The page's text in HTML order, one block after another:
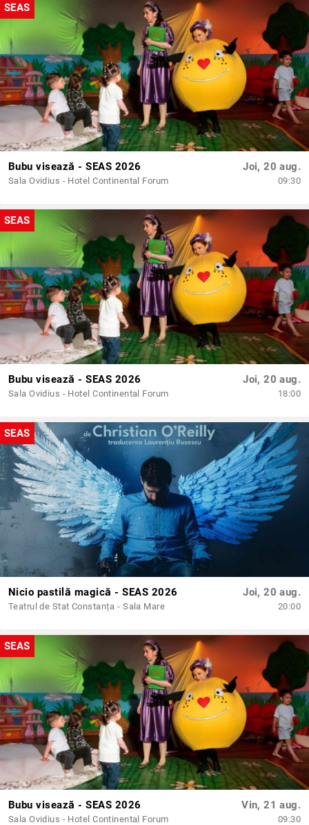
SEAS
Bubu visează - SEAS 2026
Sala Ovidius - Hotel Continental Forum
Joi, 20 aug.
09:30
SEAS
Bubu visează - SEAS 2026
Sala Ovidius - Hotel Continental Forum
Joi, 20 aug.
18:00
SEAS
Nicio pastilă magică - SEAS 2026
Teatrul de Stat Constanța - Sala Mare
Joi, 20 aug.
20:00
SEAS
Bubu visează - SEAS 2026
Sala Ovidius - Hotel Continental Forum
Vin, 21 aug.
09:30